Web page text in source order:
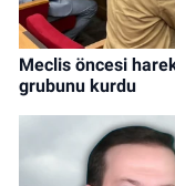
Meclis öncesi
grubunu kurdu